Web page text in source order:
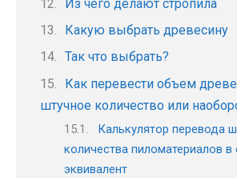
Из чего делают стропила
Какую выбрать древесину
Так что выбрать?
Как перевести объем
штучное количество или
Калькулятор перевода
количества пиломатериалов
эквивалент